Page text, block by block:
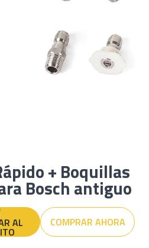
+ Boquillas
Bosch antiguo
AL COMPRAR AHORA